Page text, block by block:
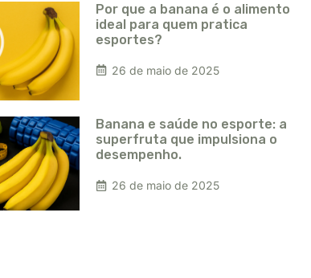
Por que a banana é o alimento
ideal para quem pratica
esportes?
26 de maio de 2025
Banana e saúde no esporte: a
superfruta que impulsiona o
desempenho.
26 de maio de 2025